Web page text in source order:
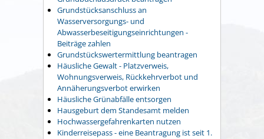
Grundstücksanschluss an
Wasserversorgungs- und
Abwasserbeseitigungseinrichtungen -
Beiträge zahlen
Grundstückswertermittlung beantragen
Häusliche Gewalt - Platzverweis,
Wohnungsverweis, Rückkehrverbot und
Annäherungsverbot erwirken
Häusliche Grünabfälle entsorgen
Hausgeburt dem Standesamt melden
Hochwassergefahrenkarten nutzen
Kinderreisepass - eine Beantragung ist seit 1.